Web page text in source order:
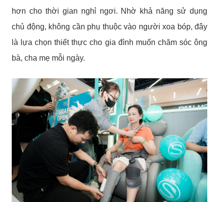
hơn cho thời gian nghỉ ngơi. Nhờ khả năng sử dụng
chủ động, không cần phụ thuộc vào người xoa bóp, đây
là lựa chọn thiết thực cho gia đình muốn chăm sóc ông
bà, cha mẹ mỗi ngày.